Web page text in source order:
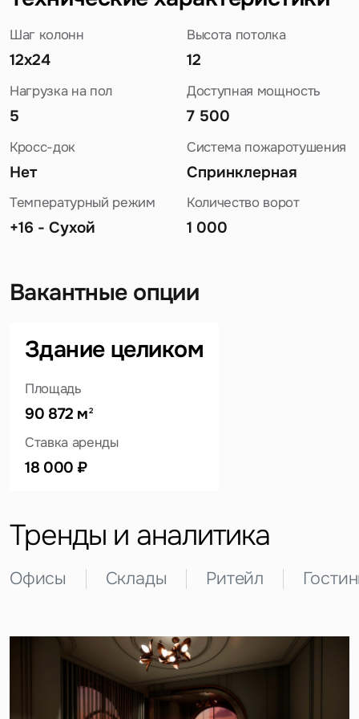
Шаг колонн
12x24
Высота потолка
12
Нагрузка на пол
5
Доступная мощность
7 500
Кросс-док
Нет
Система пожаротушения
Спринклерная
Температурный режим
+16 - Сухой
Количество ворот
1 000
Вакантные опции
Здание целиком
Площадь
90 872 м 2
Ставка аренды
18 000 ₽
Тренды и аналитика
Офисы Склады Ритейл
Вопрос
Жалоба
Уведомления
Объявление
Это обязательное поле